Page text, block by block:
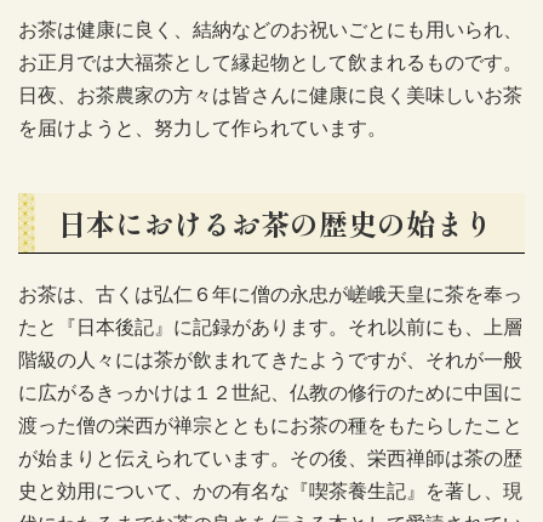
お茶は健康に良く、結納などのお祝いごとにも用いられ、
お正月では大福茶として縁起物として飲まれるものです。
日夜、お茶農家の方々は皆さんに健康に良く美味しいお茶
を届けようと、努力して作られています。
日本におけるお茶の歴史の始まり
お茶は、古くは弘仁６年に僧の永忠が嵯峨天皇に茶を奉っ
たと『日本後記』に記録があります。それ以前にも、上層
階級の人々には茶が飲まれてきたようですが、それが一般
に広がるきっかけは１２世紀、仏教の修行のために中国に
渡った僧の栄西が禅宗とともにお茶の種をもたらしたこと
が始まりと伝えられています。その後、栄西禅師は茶の歴
史と効用について、かの有名な『喫茶養生記』を著し、現